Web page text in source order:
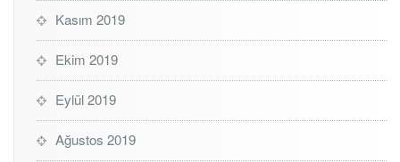
Kasım 2019
Ekim 2019
Eylül 2019
Ağustos 2019